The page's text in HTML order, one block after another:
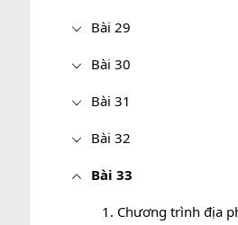
Bài 29
Bài 30
Bài 31
Bài 32
Bài 33